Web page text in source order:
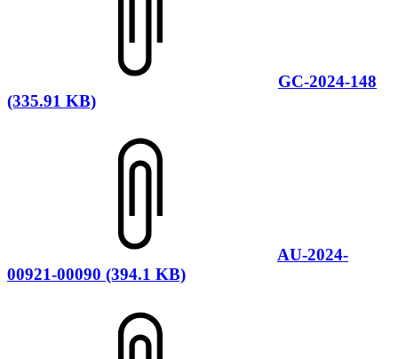
GC-2024-148
(335.91 KB)
AU-2024-
00921-00090 (394.1 KB)